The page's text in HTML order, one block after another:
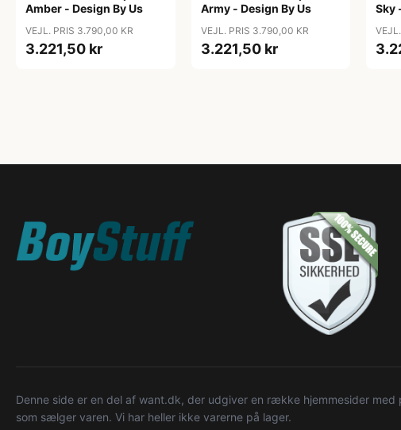
Amber - Design By Us
VEJL. PRIS 3.790,00 KR
3.221,50 kr
Army - Design By Us
VEJL. PRIS 3.790,00 KR
3.221,50 kr
Sky
Denne side er en del af want.dk, der udgiver en række hjemmesider
som sælger varen. Vi har heller ikke varerne på lager.